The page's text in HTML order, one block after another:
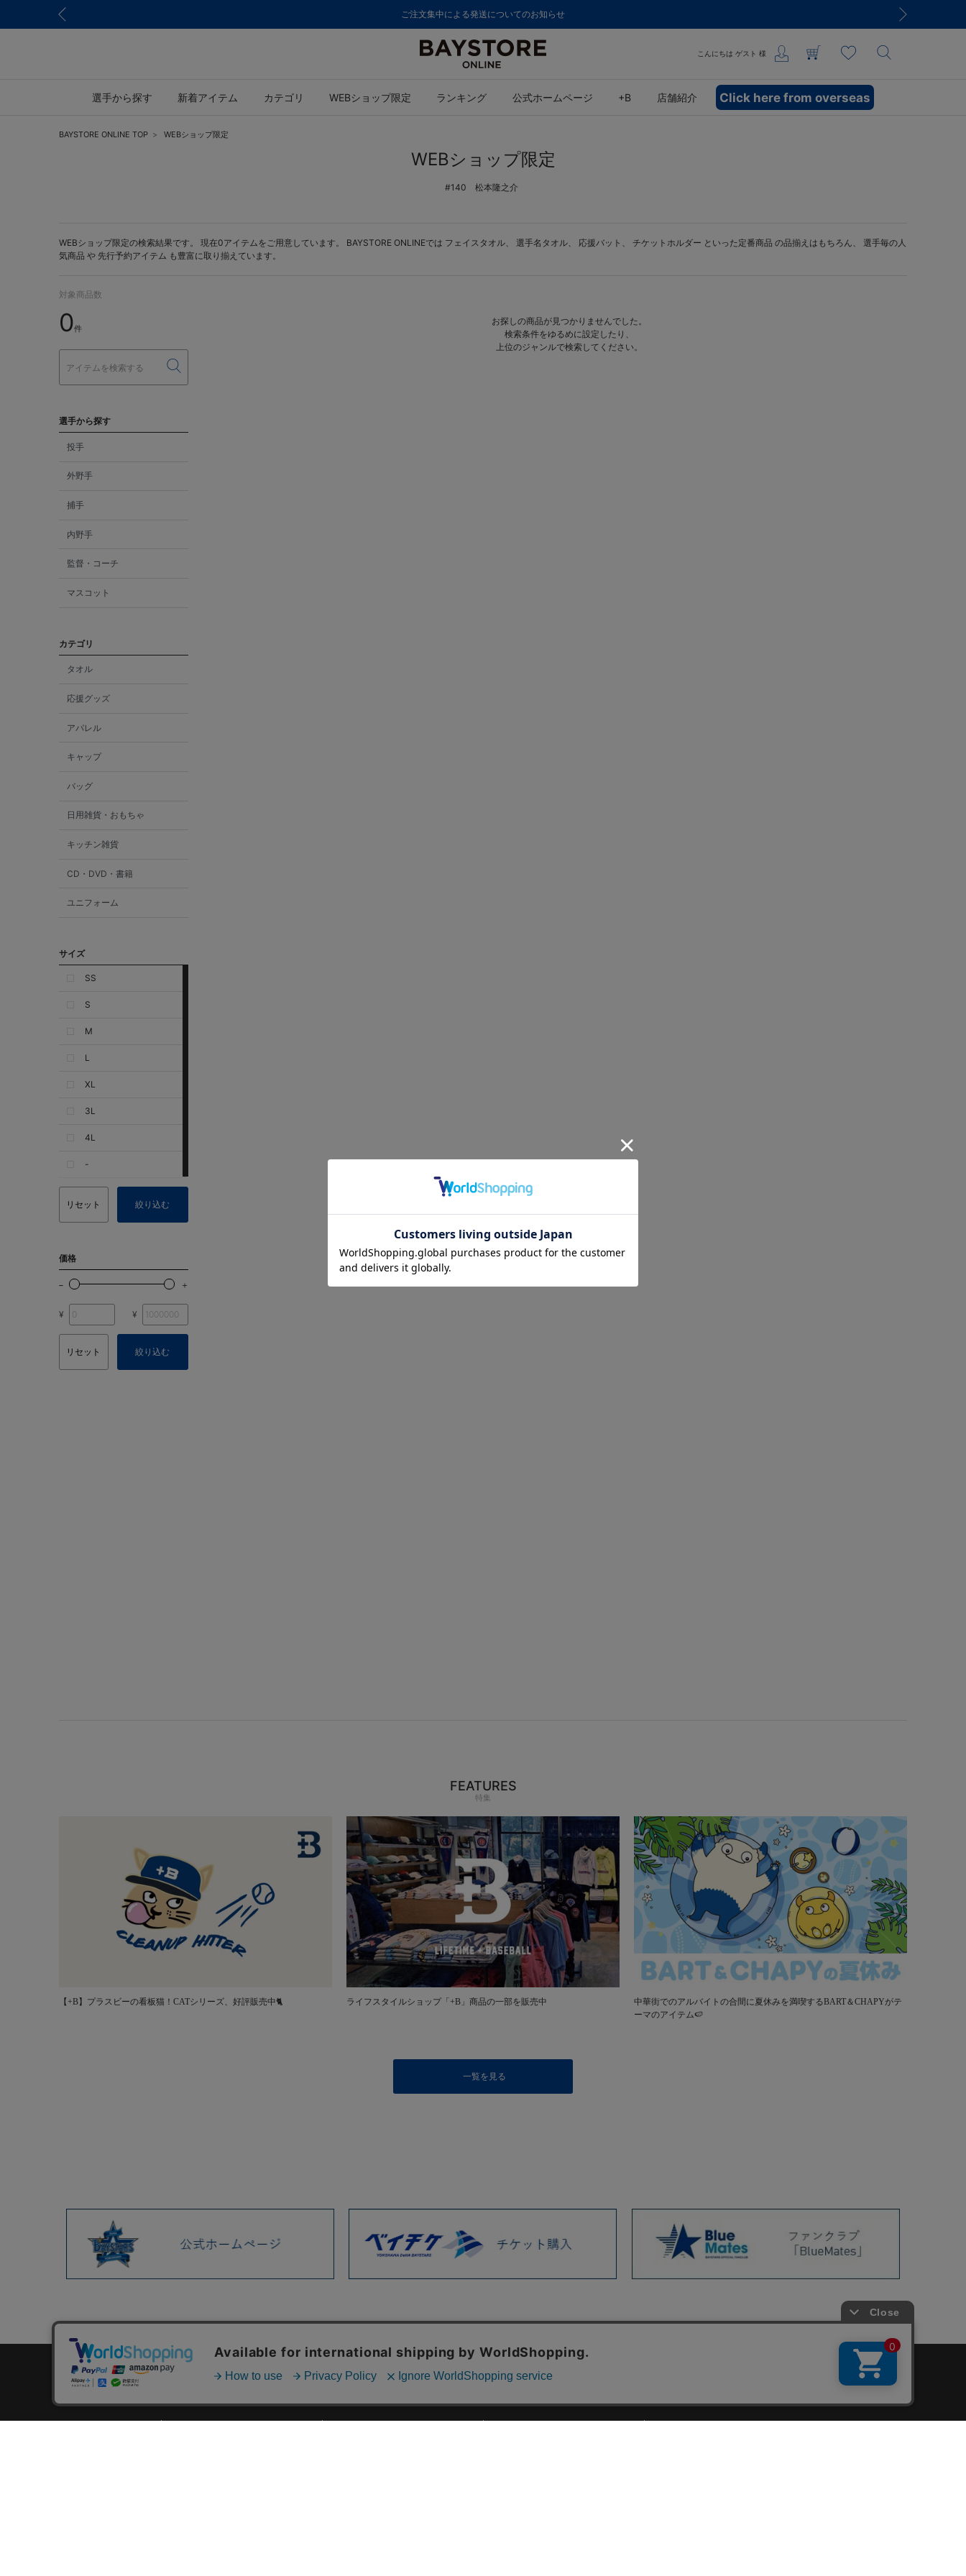
ご注文集中による発送についてのお知らせ
こんにちは ゲスト 様
選手から探す 新着アイテム カテゴリ WEBショップ限定 ランキング 公式ホームページ +B 店舗紹介 Click here from overseas
BAYSTORE ONLINE TOP WEBショップ限定
WEBショップ限定
#140 松本隆之介
WEBショップ限定の検索結果です。 現在0アイテムをご用意しています。 BAYSTORE ONLINEでは フェイスタオル、 選手名タオル、 応援バット 、 チケットホルダー といった定番商品 の品揃えはもちろん、 選手毎の人
気商品 や 先行予約アイテム も豊富に取り揃えています。
対象商品数
0件
選手から探す
投手
外野手
捕手
内野手
監督・コーチ
マスコット
カテゴリ
タオル
応援グッズ
アパレル
キャップ
バッグ
日用雑貨・おもちゃ
キッチン雑貨
CD・DVD・書籍
ユニフォーム
サイズ
SS
S
M
L
XL
3L
4L
-
リセット 絞り込む
価格
¥ ¥
リセット 絞り込む
お探しの商品が見つかりませんでした。
検索条件をゆるめに設定したり、
上位のジャンルで検索してください。
FEATURES
特集
【+B】プラスビーの看板猫！CATシリーズ、好評販売中🐈 ライフスタイルショップ「+B」商品の一部を販売中
中華街でのアルバイトの合間に夏休みを満喫するBART＆CHAPYがテ
ーマのアイテム🍉
一覧を見る